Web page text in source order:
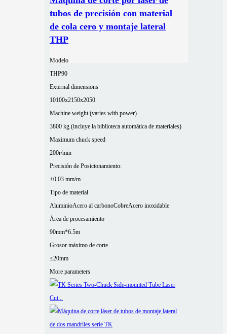
tubos de precisión con material
de cola cero y montaje lateral
THP
Modelo
THP90
External dimensions
10100x2150x2050
Machine weight (varies with power)
3800 kg (incluye la biblioteca automática de materiales)
Maximum chuck speed
200r/min
Precisión de Posicionamiento:
±0.03 mm/m
Tipo de material
AluminioAcero al carbonoCobreAcero inoxidable
Área de procesamiento
90mm*6.5m
Grosor máximo de corte
≤20mm
More parameters